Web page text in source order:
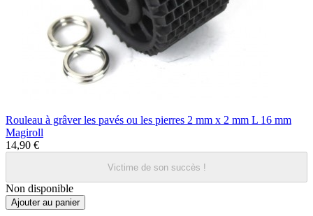
Rouleau à grâver les pavés ou les pierres 2 mm x 2 mm L 16 mm
Magiroll
14,90 €
Victime de son succès !
Non disponible
Ajouter au panier